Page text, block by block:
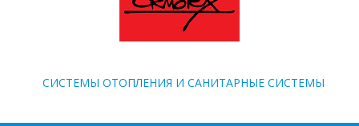
CИСТЕМЫ ОТОПЛЕНИЯ И САНИТАРНЫЕ СИСТЕМЫ